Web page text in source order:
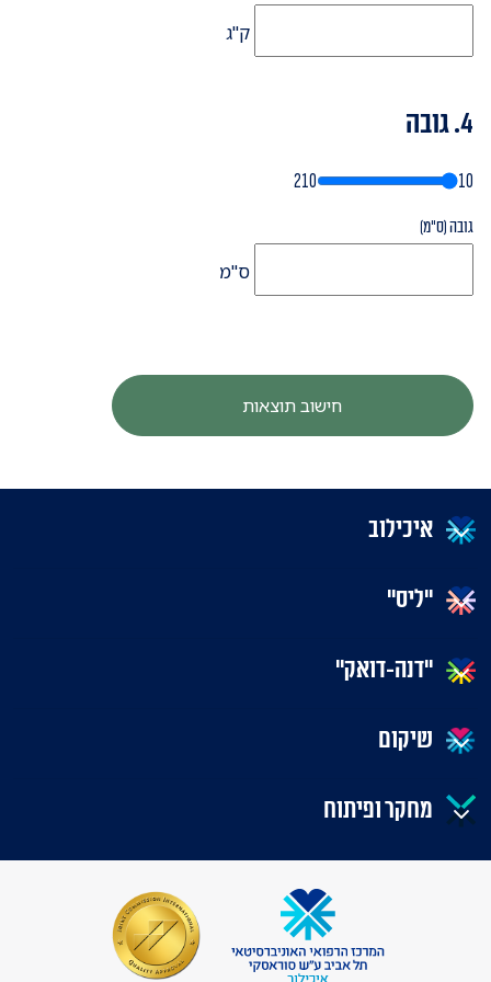
ק"ג
4. גובה
10
210
גובה (ס"מ)
ס"מ
חישוב תוצאות
איכילוב
"ליס"
"דנה-דואק"
שיקום
מחקר ופיתוח